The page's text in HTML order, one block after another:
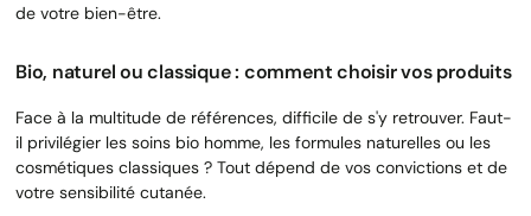
de votre bien-être.
Bio, naturel ou classique : comment choisir vos produits
Face à la multitude de références, difficile de s'y retrouver. Faut-
il privilégier les soins bio homme, les formules naturelles ou les
cosmétiques classiques ? Tout dépend de vos convictions et de
votre sensibilité cutanée.